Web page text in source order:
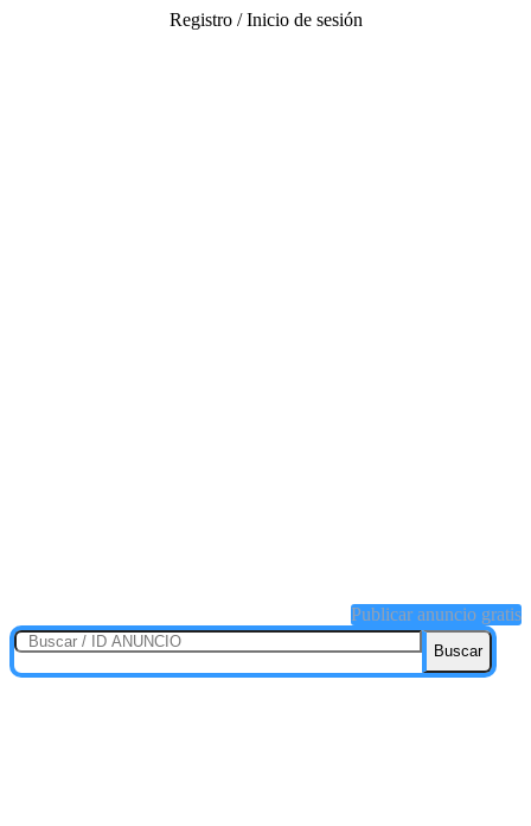
Registro / Inicio de sesión
Publicar anuncio gratis
Buscar